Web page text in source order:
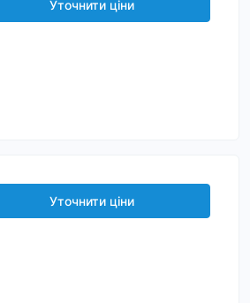
Уточнити ціни
Уточнити ціни